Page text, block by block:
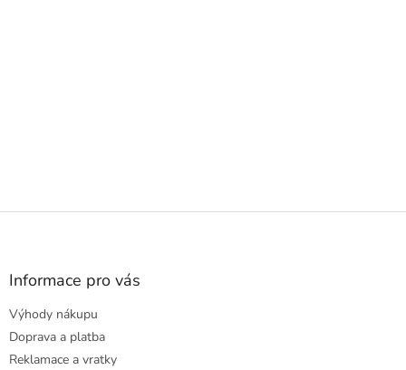
Z
Informace pro vás
Výhody nákupu
Doprava a platba
Reklamace a vratky